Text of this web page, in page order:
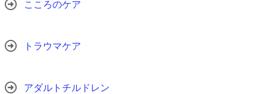
こころのケア
トラウマケア
アダルトチルドレン